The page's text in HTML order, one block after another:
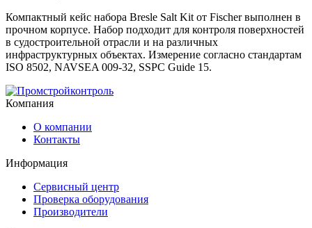
Компактный кейс набора Bresle Salt Kit от Fischer выполнен в
прочном корпусе. Набор подходит для контроля поверхностей
в судостроительной отрасли и на различных
инфраструктурных объектах. Измерение согласно стандартам
ISO 8502, NAVSEA 009-32, SSPC Guide 15.
Компания
О компании
Контакты
Информация
Сервисный центр
Проверка оборудования
Производители